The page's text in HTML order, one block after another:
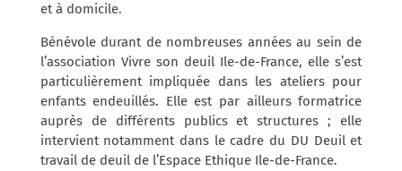
et à domicile.
Bénévole durant de nombreuses années au sein de
l’association Vivre son deuil Ile-de-France, elle s’est
particulièrement impliquée dans les ateliers pour
enfants endeuillés. Elle est par ailleurs formatrice
auprès de différents publics et structures ; elle
intervient notamment dans le cadre du DU Deuil et
travail de deuil de l’Espace Ethique Ile-de-France.